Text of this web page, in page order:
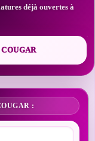
déjà ouvertes à
: